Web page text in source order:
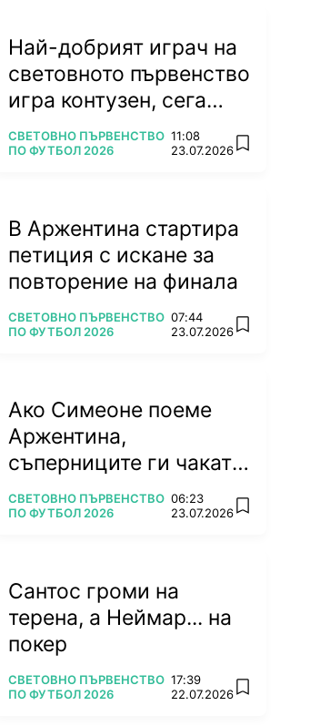
Най-добрият играч на
световното първенство
игра контузен, сега
ляга под ножа
ПОВЕЧЕ ОТ
СВЕТОВНО ПЪРВЕНСТВО
ПО ФУТБОЛ 2026
11:08
23.07.2026 add favorites
В Аржентина стартира
петиция с искане за
повторение на финала
ПОВЕЧЕ ОТ
СВЕТОВНО ПЪРВЕНСТВО
ПО ФУТБОЛ 2026
07:44
23.07.2026 add favorites
Ако Симеоне поеме
Аржентина,
съперниците ги чакат
тежки времена
ПОВЕЧЕ ОТ
СВЕТОВНО ПЪРВЕНСТВО
ПО ФУТБОЛ 2026
06:23
23.07.2026 add favorites
Сантос громи на
терена, а Неймар... на
покер
ПОВЕЧЕ ОТ
СВЕТОВНО ПЪРВЕНСТВО
ПО ФУТБОЛ 2026
17:39
22.07.2026 add favorites